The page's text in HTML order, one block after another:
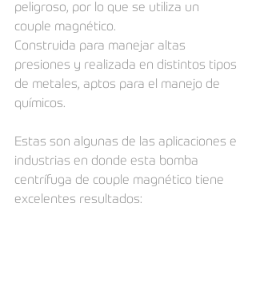
peligroso, por lo que se utiliza un
couple magnético.
Construida para manejar altas
presiones y realizada en distintos tipos
de metales, aptos para el manejo de
químicos.
Estas son algunas de las aplicaciones e
industrias en donde esta bomba
centrífuga de couple magnético tiene
excelentes resultados: